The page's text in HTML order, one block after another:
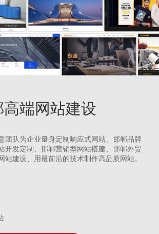
高端网站建设
团队为企业量身定制响应式网站、邯郸品牌
开发定制、邯郸营销型网站搭建、邯郸外贸
站建设、用最前沿的技术制作高品质网站。